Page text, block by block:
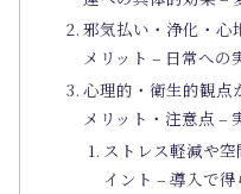
邪気払い・浄化・心
メリット – 日常への
心理的・衛生的観点
メリット・注意点 –
ストレス軽減や
イント – 導入で